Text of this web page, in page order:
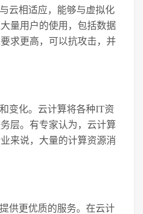
云相适应，能够与虚拟化
量用户的使用，包括数据
求更高，可以抗攻击，并
变化。云计算将各种IT资
层。有专家认为，云计算
来说，大量的计算资源消
供更优质的服务。在云计